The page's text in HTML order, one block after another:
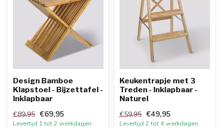
Design Bamboe
Klapstoel - Bijzettafel -
Inklapbaar
€89,95 €69,95
Levertijd 1 tot 2 werkdagen
Keukentrapje met 3
Treden - Inklapbaar -
Naturel
€59,95 €49,95
Levertijd 2 tot 4 werkdagen